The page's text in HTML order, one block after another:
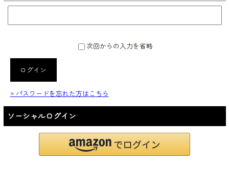
次回からの入力を省略
ログイン
» パスワードを忘れた方はこちら
ソーシャルログイン